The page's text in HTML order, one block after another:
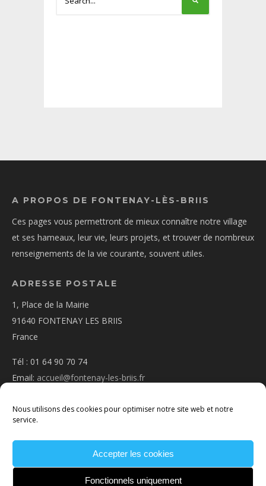
Nous utilisons des cookies pour optimiser notre site web et notre
service.
Accepter les cookies
Fonctionnels uniquement
A PROPOS DE FONTENAY-LÈS-BRIIS
Ces pages vous permettront de mieux connaître notre village
et ses hameaux, leur vie, leurs projets, et trouver de nombreux
renseignements de la vie courante, souvent utiles.
ADRESSE POSTALE
1, Place de la Mairie
91640 FONTENAY LES BRIIS
France
Tél : 01 64 90 70 74
Email: accueil@fontenay-les-briis.fr
NOUS CONTACTER
LÉGALES
POLITIQUE DE COOKIES
CONDITIONS